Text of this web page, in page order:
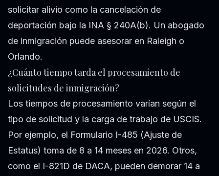
solicitar alivio como la cancelación de
deportación bajo la INA § 240A(b). Un abogado
de inmigración puede asesorar en Raleigh o
Orlando.
¿Cuánto tiempo tarda el procesamiento de
solicitudes de inmigración?
Los tiempos de procesamiento varían según el
tipo de solicitud y la carga de trabajo de USCIS.
Por ejemplo, el Formulario I-485 (Ajuste de
Estatus) toma de 8 a 14 meses en 2026. Otros,
como el I-821D de DACA, pueden demorar 14 a